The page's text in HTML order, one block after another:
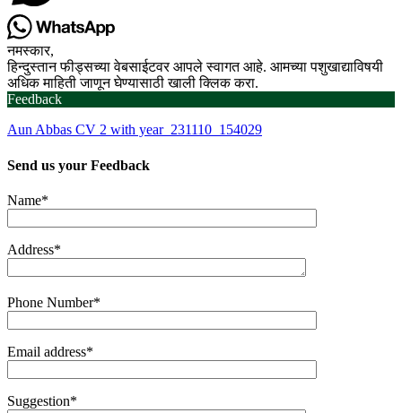
नमस्कार,
हिन्दुस्तान फीड्सच्या वेबसाईटवर आपले स्वागत आहे. आमच्या पशुखाद्याविषयी
अधिक माहिती जाणून घेण्यासाठी खाली क्लिक करा.
Feedback
Aun Abbas CV 2 with year_231110_154029
Send us your Feedback
Name*
Address*
Phone Number*
Email address*
Suggestion*